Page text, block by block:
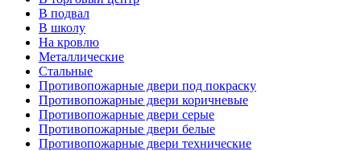
В подвал
В школу
На кровлю
Металлические
Стальные
Противопожарные двери под покраску
Противопожарные двери коричневые
Противопожарные двери серые
Противопожарные двери белые
Противопожарные двери технические